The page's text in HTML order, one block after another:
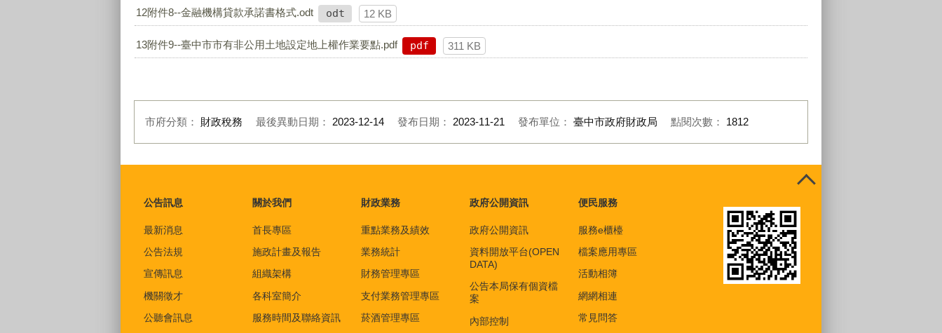
12附件8--金融機構貸款承諾書格式.odt odt 12 KB
13附件9--臺中市市有非公用土地設定地上權作業要點.pdf pdf 311 KB
市府分類： 財政稅務 最後異動日期： 2023-12-14 發布日期： 2023-11-21 發布單位： 臺中市政府財政局 點閱次數： 1812
公告訊息
最新消息
公告法規
宣傳訊息
機關徵才
公聽會訊息
關於我們
首長專區
施政計畫及報告
組織架構
各科室簡介
服務時間及聯絡資訊
財政業務
重點業務及績效
業務統計
財務管理專區
支付業務管理專區
菸酒管理專區
政府公開資訊
政府公開資訊
資料開放平台(OPEN
DATA)
公告本局保有個資檔
案
內部控制
便民服務
服務e櫃檯
檔案應用專區
活動相簿
網網相連
常見問答